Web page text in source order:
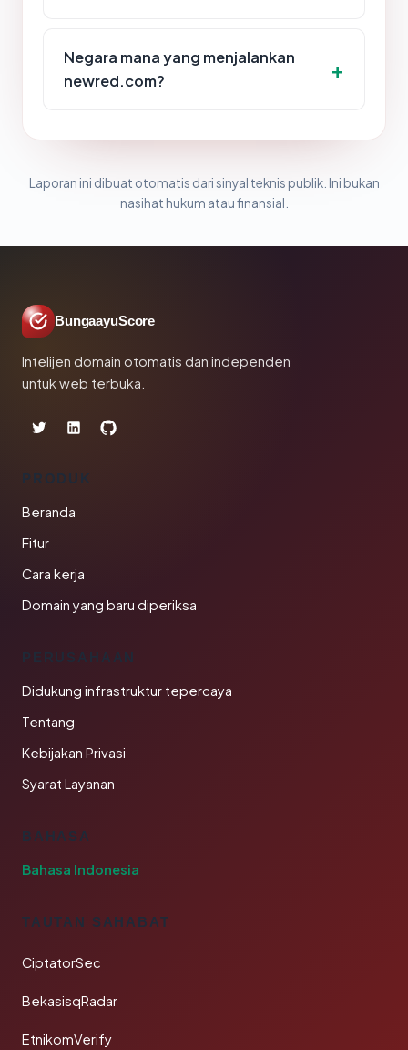
Negara mana yang menjalankan
newred.com?
Laporan ini dibuat otomatis dari sinyal teknis publik. Ini bukan
nasihat hukum atau finansial.
BungaayuScore
Intelijen domain otomatis dan independen
untuk web terbuka.
PRODUK
Beranda
Fitur
Cara kerja
Domain yang baru diperiksa
PERUSAHAAN
Didukung infrastruktur tepercaya
Tentang
Kebijakan Privasi
Syarat Layanan
BAHASA
Bahasa Indonesia
TAUTAN SAHABAT
CiptatorSec
BekasisqRadar
EtnikomVerify